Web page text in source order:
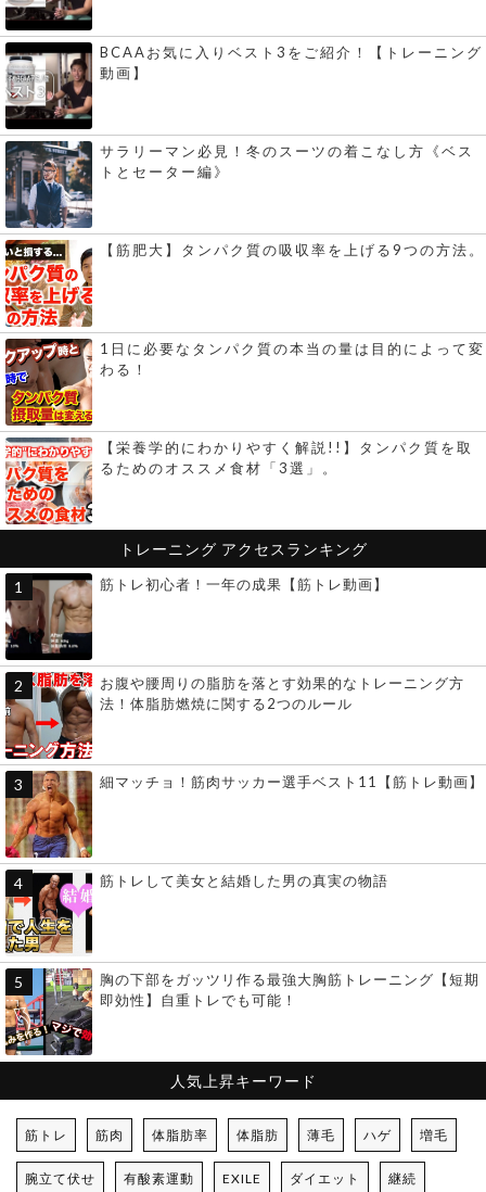
BCAAお気に入りベスト3をご紹介！【トレーニング
動画】
サラリーマン必見！冬のスーツの着こなし方《ベス
トとセーター編》
【筋肥大】タンパク質の吸収率を上げる9つの方法。
1日に必要なタンパク質の本当の量は目的によって変
わる！
【栄養学的にわかりやすく解説!!】タンパク質を取
るためのオススメ食材「3選」。
トレーニング アクセスランキング
筋トレ初心者！一年の成果【筋トレ動画】
お腹や腰周りの脂肪を落とす効果的なトレーニング方
法！体脂肪燃焼に関する2つのルール
細マッチョ！筋肉サッカー選手ベスト11【筋トレ動画】
筋トレして美女と結婚した男の真実の物語
胸の下部をガッツリ作る最強大胸筋トレーニング【短期
即効性】自重トレでも可能！
人気上昇キーワード
筋トレ 筋肉 体脂肪率 体脂肪 薄毛 ハゲ 増毛
腕立て伏せ 有酸素運動 EXILE ダイエット 継続